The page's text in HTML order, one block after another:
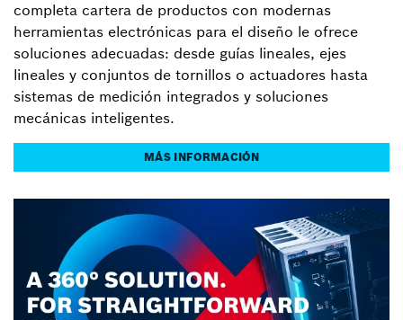
completa cartera de productos con modernas
herramientas electrónicas para el diseño le ofrece
soluciones adecuadas: desde guías lineales, ejes
lineales y conjuntos de tornillos o actuadores hasta
sistemas de medición integrados y soluciones
mecánicas inteligentes.
MÁS INFORMACIÓN